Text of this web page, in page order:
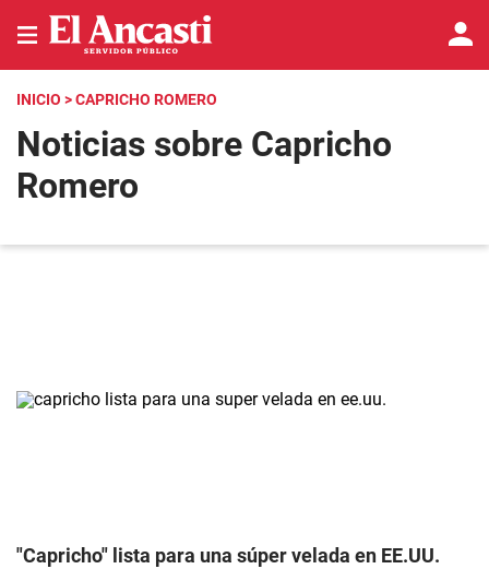
INICIO > CAPRICHO ROMERO
Noticias sobre Capricho
Romero
"Capricho" lista para una súper velada en EE.UU.